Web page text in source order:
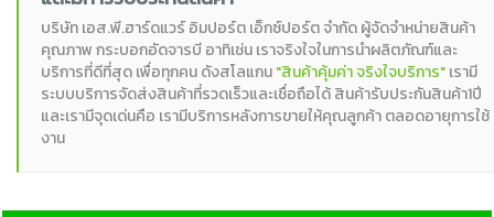
บริษัท เอส.พี.ฮาร์ดแวร์ อิมปอร์ต เอ็กซ์ปอร์ต จำกัด ผู้จัดจำหน่ายสินค้า
คุณภาพ กระบอกอัดจารบี อาทิเช่น เราจริงใจในการนำผลิตภัณฑ์และ
บริการที่ดีที่สุด เพื่อทุกคน ดังสโลแกน"สินค้าคุ้มค่า จริงใจบริการ"เรามี
ระบบบริการจัดส่งสินค้าที่รวดเร็วและเชื่อถือได้ สินค้ารับประกันสินค้า1ปี
และเรามีจุดเด่นคือ เรามีบริการหลังการขายให้คุณลูกค้า ตลอดอายุการใช้
งาน